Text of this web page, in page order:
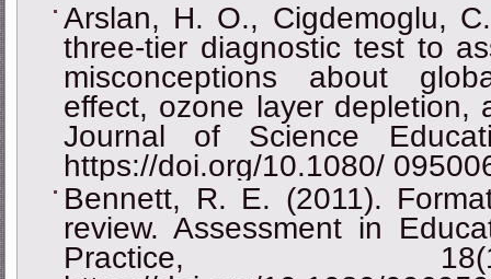
Arslan, H. O., Cigdemoglu,
three-tier diagnostic test to
misconceptions about
effect, ozone layer depletion,
Journal of Science
https://doi.org/10.1080/
Bennett, R. E. (2011).
review. Assessment in
Practice,